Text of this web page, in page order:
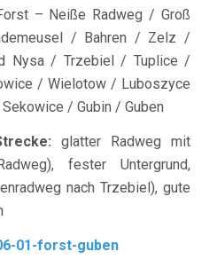
– Neiße Radweg / Groß
/ Bahren / Zelz /
Nysa / Trzebiel / Tuplice /
/ Wielotow / Luboszyce
/ Gubin / Guben
glatter Radweg mit
fester Untergrund,
nach Trzebiel), gute
01-forst-guben